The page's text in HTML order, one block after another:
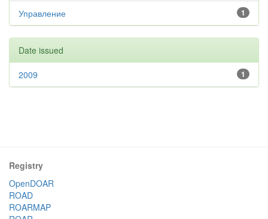
1
Управление
Date issued
1
2009
Registry
OpenDOAR
ROAD
ROARMAP